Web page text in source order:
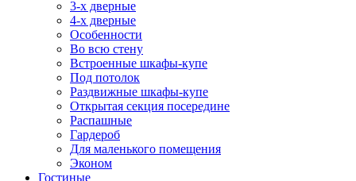
3-х дверные
4-х дверные
Особенности
Во всю стену
Встроенные шкафы-купе
Под потолок
Раздвижные шкафы-купе
Открытая секция посередине
Распашные
Гардероб
Для маленького помещения
Эконом
Гостиные